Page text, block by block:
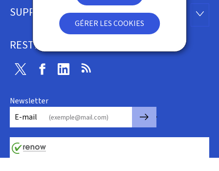
GÉRER LES COOKIES
page
SUPPORT
RESTEZ CONNECTÉ
Twitter FacebookLinkedin
Newsletter
E-mail
🡒